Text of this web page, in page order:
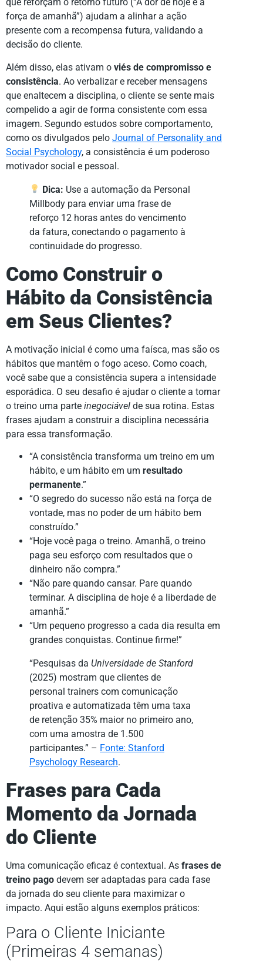
força de amanhã”) ajudam a alinhar a ação
presente com a recompensa futura, validando a
decisão do cliente.
Além disso, elas ativam o viés de compromisso e
consistência. Ao verbalizar e receber mensagens
que enaltecem a disciplina, o cliente se sente mais
compelido a agir de forma consistente com essa
imagem. Segundo estudos sobre comportamento,
como os divulgados pelo Journal of Personality and
Social Psychology, a consistência é um poderoso
motivador social e pessoal.
Dica: Use a automação da Personal
Millbody para enviar uma frase de
reforço 12 horas antes do vencimento
da fatura, conectando o pagamento à
continuidade do progresso.
Como Construir o
Hábito da Consistência
em Seus Clientes?
A motivação inicial é como uma faísca, mas são os
hábitos que mantêm o fogo aceso. Como coach,
você sabe que a consistência supera a intensidade
esporádica. O seu desafio é ajudar o cliente a tornar
o treino uma parte inegociável de sua rotina. Estas
frases ajudam a construir a disciplina necessária
para essa transformação.
“A consistência transforma um treino em um
hábito, e um hábito em um resultado
permanente.”
“O segredo do sucesso não está na força de
vontade, mas no poder de um hábito bem
construído.”
“Hoje você paga o treino. Amanhã, o treino
paga seu esforço com resultados que o
dinheiro não compra.”
“Não pare quando cansar. Pare quando
terminar. A disciplina de hoje é a liberdade de
amanhã.”
“Um pequeno progresso a cada dia resulta em
grandes conquistas. Continue firme!”
“Pesquisas da Universidade de Stanford
(2025) mostram que clientes de
personal trainers com comunicação
proativa e automatizada têm uma taxa
de retenção 35% maior no primeiro ano,
com uma amostra de 1.500
participantes.” – Fonte: Stanford
Psychology Research.
Frases para Cada
Momento da Jornada
do Cliente
Uma comunicação eficaz é contextual. As frases de
treino pago devem ser adaptadas para cada fase
da jornada do seu cliente para maximizar o
impacto. Aqui estão alguns exemplos práticos:
Para o Cliente Iniciante
(Primeiras 4 semanas)